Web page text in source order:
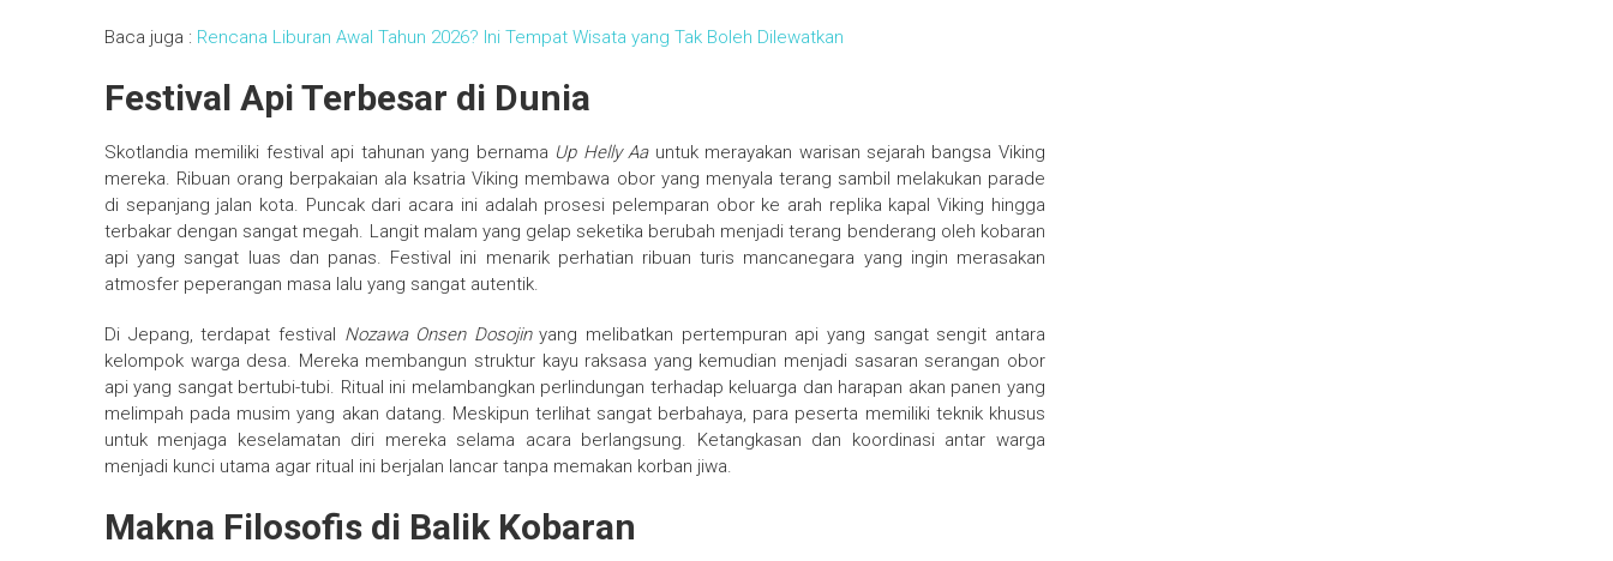
Baca juga : Rencana Liburan Awal Tahun 2026? Ini Tempat Wisata yang Tak Boleh Dilewatkan
Festival Api Terbesar di Dunia
Skotlandia memiliki festival api tahunan yang bernama Up Helly Aauntuk merayakan warisan sejarah bangsa Viking
mereka. Ribuan orang berpakaian ala ksatria Viking membawa obor yang menyala terang sambil melakukan parade
di sepanjang jalan kota. Puncak dari acara ini adalah prosesi pelemparan obor ke arah replika kapal Viking hingga
terbakar dengan sangat megah. Langit malam yang gelap seketika berubah menjadi terang benderang oleh kobaran
api yang sangat luas dan panas. Festival ini menarik perhatian ribuan turis mancanegara yang ingin merasakan
atmosfer peperangan masa lalu yang sangat autentik.
Di Jepang, terdapat festival Nozawa Onsen Dosojinyang melibatkan pertempuran api yang sangat sengit antara
kelompok warga desa. Mereka membangun struktur kayu raksasa yang kemudian menjadi sasaran serangan obor
api yang sangat bertubi-tubi. Ritual ini melambangkan perlindungan terhadap keluarga dan harapan akan panen yang
melimpah pada musim yang akan datang. Meskipun terlihat sangat berbahaya, para peserta memiliki teknik khusus
untuk menjaga keselamatan diri mereka selama acara berlangsung. Ketangkasan dan koordinasi antar warga
menjadi kunci utama agar ritual ini berjalan lancar tanpa memakan korban jiwa.
Makna Filosofis di Balik Kobaran